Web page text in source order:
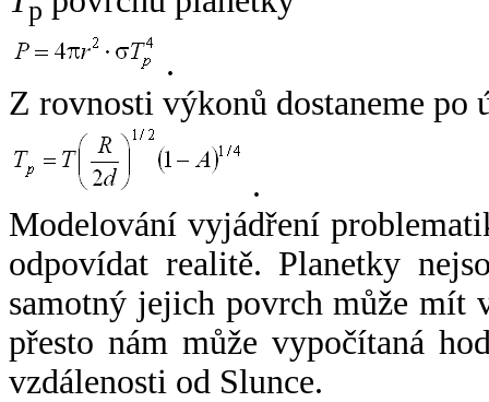
p
.
Z rovnosti výkonů dostaneme po
.
Modelování vyjádření
odpovídat realitě. Planetky
samotný jejich povrch může mít
přesto nám může vypočítaná
vzdálenosti od Slunce.